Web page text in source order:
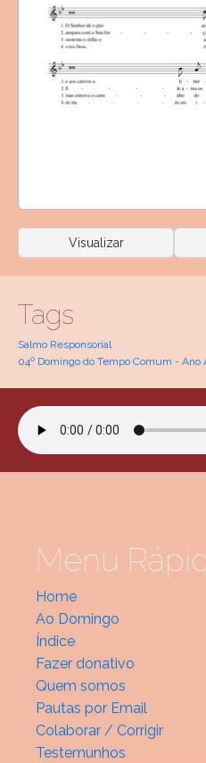
Visualizar
Tags
Salmo Responsorial
04º Domingo do Tempo Comum - Ano
Menu
Home
Ao Domingo
Índice
Fazer donativo
Quem somos
Pautas por Email
Colaborar / Corrigir
Testemunhos